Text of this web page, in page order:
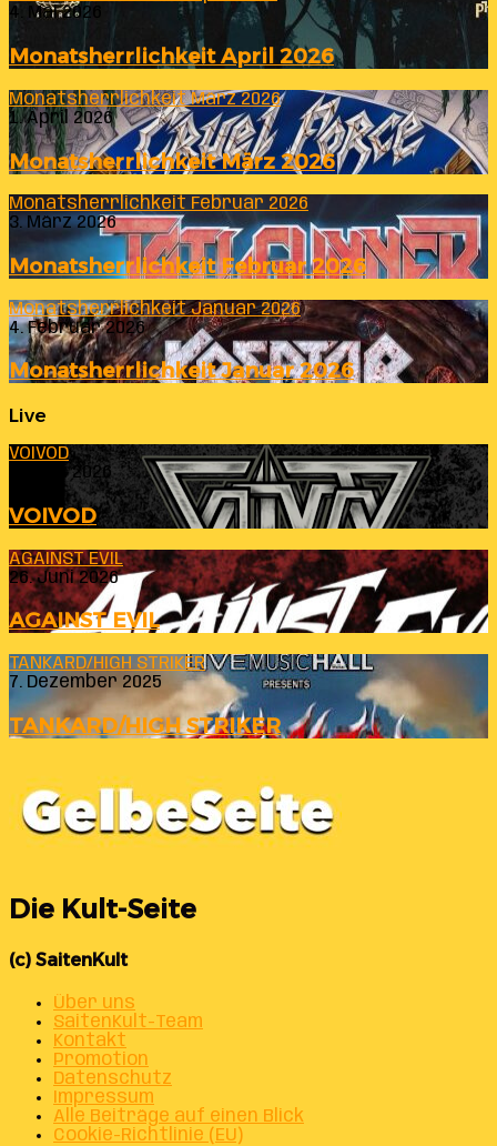
4. Mai 2026
Monatsherrlichkeit April 2026
Monatsherrlichkeit März 2026
1. April 2026
Monatsherrlichkeit März 2026
Monatsherrlichkeit Februar 2026
3. März 2026
Monatsherrlichkeit Februar 2026
Monatsherrlichkeit Januar 2026
4. Februar 2026
Monatsherrlichkeit Januar 2026
Live
VOIVOD
23. Juli 2026
VOIVOD
AGAINST EVIL
26. Juni 2026
AGAINST EVIL
TANKARD/HIGH STRIKER
7. Dezember 2025
TANKARD/HIGH STRIKER
Die Kult-Seite
(c) SaitenKult
Über uns
SaitenKult-Team
Kontakt
Promotion
Datenschutz
Impressum
Alle Beiträge auf einen Blick
Cookie-Richtlinie (EU)